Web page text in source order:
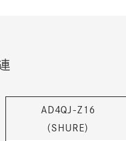
AD4QJ-Z16
（SHURE）